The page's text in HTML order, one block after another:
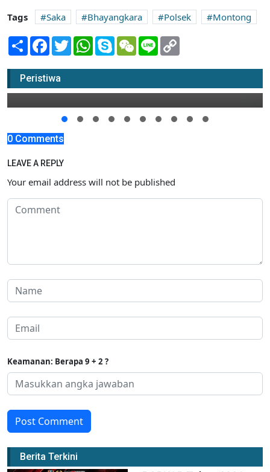
Tags Saka Bhayangkara Polsek
Montong
Share Facebook
TwitterWhatsApp
SkypeWeChatLine
Peristiwa
Nurul Yakin Siap Bawa PDM Tuban Lebih
Baik
13 Maret 2016 14:00
0 Comments
LEAVE A REPLY
Your email address will not be published
Keamanan: Berapa 9 + 2 ?
Post Comment
Berita Terkini